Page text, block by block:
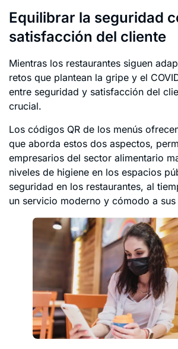
Equilibrar la seguridad
satisfacción del cliente
Mientras los restaurantes siguen
retos que plantean la gripe y el
entre seguridad y satisfacción del
crucial.
Los códigos QR de los menús
que aborda estos dos aspectos,
empresarios del sector alimentario
niveles de higiene en los espacios
seguridad en los restaurantes, al
un servicio moderno y cómodo a sus